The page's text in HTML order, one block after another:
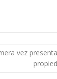
vez